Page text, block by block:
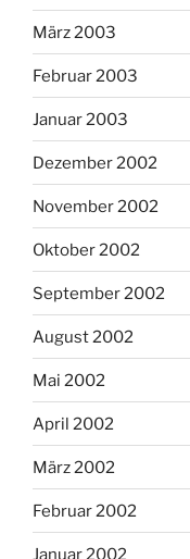
März 2003
Februar 2003
Januar 2003
Dezember 2002
November 2002
Oktober 2002
September 2002
August 2002
Mai 2002
April 2002
März 2002
Februar 2002
Januar 2002